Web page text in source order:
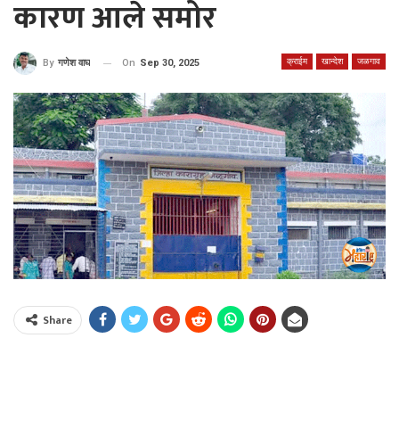
कारण आले समोर
क्राईम खान्देश जळगाव
By गणेश वाघ On Sep 30, 2025
Share